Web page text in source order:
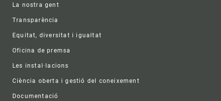
La nostra gent
Transparència
Equitat, diversitat i igualtat
Oficina de premsa
Les instal·lacions
Ciència oberta i gestió del coneixement
Documentació